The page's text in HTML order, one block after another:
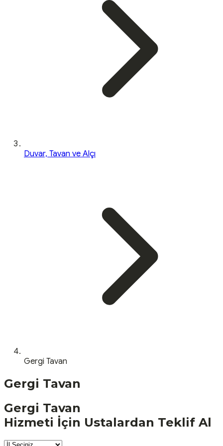
Duvar, Tavan ve Alçı
Gergi Tavan
Gergi Tavan
Gergi Tavan
Hizmeti İçin Ustalardan Teklif Al